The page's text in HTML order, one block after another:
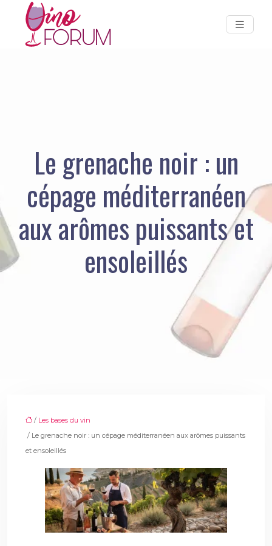
Le grenache noir : un
cépage méditerranéen
aux arômes puissants et
ensoleillés
/ Les bases du vin
/ Le grenache noir : un cépage méditerranéen aux arômes puissants
et ensoleillés